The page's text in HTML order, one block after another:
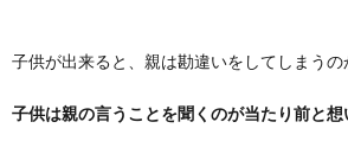
子供が出来ると、親は勘違いをしてしまう
子供は親の言うことを聞くのが当たり前と想